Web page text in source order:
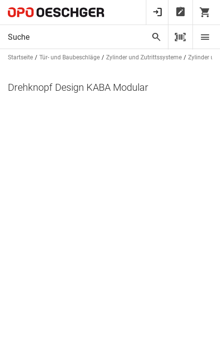
Startseite Tür- und Baubeschläge Zylinder und Zutrittssysteme Zylinder
Drehknopf Design KABA Modular